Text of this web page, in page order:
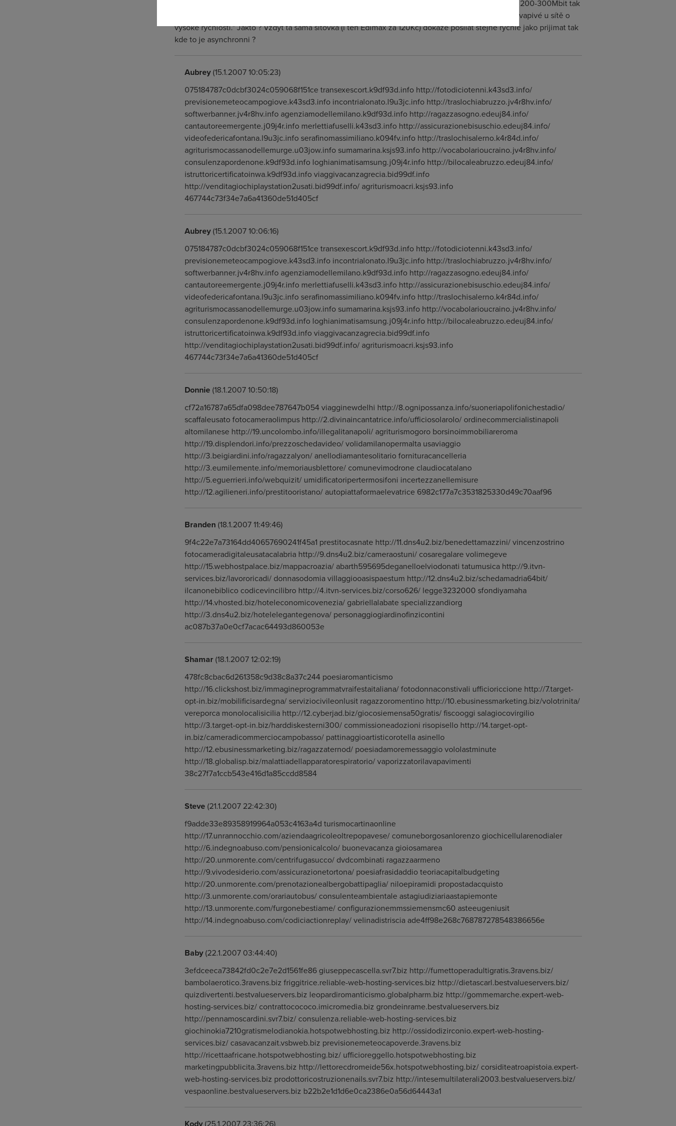
400Mbit vezme zvuk ale to opravdu hodne prehanim) praxe ukazuje ze to 600Mbit nejede ale tak 200-300Mbit tak
v cem je problem ? A dotaz na zaver: "Ethernet je asynchronní technologie, což se může zdát překvapivé u sítě o
vysoké rychlosti." Jakto ? Vzdyt ta sama sitovka (i ten Edimax za 120Kc) dokaze posilat stejne rychle jako prijimat tak
kde to je asynchronni ?
Aubrey(15.1.2007 10:05:23)
075184787c0dcbf3024c059068f151ce transexescort.k9df93d.info http://fotodiciotenni.k43sd3.info/
previsionemeteocampogiove.k43sd3.info incontrialonato.l9u3jc.info http://traslochiabruzzo.jv4r8hv.info/
softwerbanner.jv4r8hv.info agenziamodellemilano.k9df93d.info http://ragazzasogno.edeuj84.info/
cantautoreemergente.j09j4r.info merlettiafuselli.k43sd3.info http://assicurazionebisuschio.edeuj84.info/
videofedericafontana.l9u3jc.info serafinomassimiliano.k094fv.info http://traslochisalerno.k4r84d.info/
agriturismocassanodellemurge.u03jow.info sumamarina.ksjs93.info http://vocabolarioucraino.jv4r8hv.info/
consulenzapordenone.k9df93d.info loghianimatisamsung.j09j4r.info http://bilocaleabruzzo.edeuj84.info/
istruttoricertificatoinwa.k9df93d.info viaggivacanzagrecia.bid99df.info
http://venditagiochiplaystation2usati.bid99df.info/ agriturismoacri.ksjs93.info
467744c73f34e7a6a41360de51d405cf
Aubrey(15.1.2007 10:06:16)
075184787c0dcbf3024c059068f151ce transexescort.k9df93d.info http://fotodiciotenni.k43sd3.info/
previsionemeteocampogiove.k43sd3.info incontrialonato.l9u3jc.info http://traslochiabruzzo.jv4r8hv.info/
softwerbanner.jv4r8hv.info agenziamodellemilano.k9df93d.info http://ragazzasogno.edeuj84.info/
cantautoreemergente.j09j4r.info merlettiafuselli.k43sd3.info http://assicurazionebisuschio.edeuj84.info/
videofedericafontana.l9u3jc.info serafinomassimiliano.k094fv.info http://traslochisalerno.k4r84d.info/
agriturismocassanodellemurge.u03jow.info sumamarina.ksjs93.info http://vocabolarioucraino.jv4r8hv.info/
consulenzapordenone.k9df93d.info loghianimatisamsung.j09j4r.info http://bilocaleabruzzo.edeuj84.info/
istruttoricertificatoinwa.k9df93d.info viaggivacanzagrecia.bid99df.info
http://venditagiochiplaystation2usati.bid99df.info/ agriturismoacri.ksjs93.info
467744c73f34e7a6a41360de51d405cf
Donnie(18.1.2007 10:50:18)
cf72a16787a65dfa098dee787647b054 viagginewdelhi http://8.ognipossanza.info/suoneriapolifonichestadio/
scaffaleusato fotocameraolimpus http://2.divinaincantatrice.info/ufficiosolarolo/ ordinecommercialistinapoli
altomilanese http://19.uncolombo.info/illegalitanapoli/ agriturismogoro borsinoimmobiliareroma
http://19.displendori.info/prezzoschedavideo/ volidamilanopermalta usaviaggio
http://3.beigiardini.info/ragazzalyon/ anellodiamantesolitario fornituracancelleria
http://3.eumilemente.info/memoriausblettore/ comunevimodrone claudiocatalano
http://5.eguerrieri.info/webquizit/ umidificatoripertermosifoni incertezzanellemisure
http://12.agilieneri.info/prestitooristano/ autopiattaformaelevatrice 6982c177a7c3531825330d49c70aaf96
Branden(18.1.2007 11:49:46)
9f4c22e7a73164dd40657690241f45a1 prestitocasnate http://11.dns4u2.biz/benedettamazzini/ vincenzostrino
fotocameradigitaleusatacalabria http://9.dns4u2.biz/cameraostuni/ cosaregalare volimegeve
http://15.webhostpalace.biz/mappacroazia/ abarth595695deganelloelviodonati tatumusica http://9.itvn-
services.biz/lavororicadi/ donnasodomia villaggiooasispaestum http://12.dns4u2.biz/schedamadria64bit/
ilcanonebiblico codicevincilibro http://4.itvn-services.biz/corso626/ legge3232000 sfondiyamaha
http://14.vhosted.biz/hoteleconomicovenezia/ gabriellalabate specializzandiorg
http://3.dns4u2.biz/hotelelegantegenova/ personaggiogiardinofinzicontini
ac087b37a0e0cf7acac64493d860053e
Shamar(18.1.2007 12:02:19)
478fc8cbac6d261358c9d38c8a37c244 poesiaromanticismo
http://16.clickshost.biz/immagineprogrammatvraifestaitaliana/ fotodonnaconstivali ufficioriccione http://7.target-
opt-in.biz/mobilificisardegna/ serviziocivileonlusit ragazzoromentino http://10.ebusinessmarketing.biz/volotrinita/
vereporca monolocalisicilia http://12.cyberjad.biz/giocosiemensa50gratis/ fiscooggi salagiocovirgilio
http://3.target-opt-in.biz/harddiskesterni300/ commissioneadozioni risopisello http://14.target-opt-
in.biz/cameradicommerciocampobasso/ pattinaggioartisticorotella asinello
http://12.ebusinessmarketing.biz/ragazzaternod/ poesiadamoremessaggio vololastminute
http://18.globalisp.biz/malattiadellapparatorespiratorio/ vaporizzatorilavapavimenti
38c27f7a1ccb543e416d1a85ccdd8584
Steve(21.1.2007 22:42:30)
f9adde33e89358919964a053c4163a4d turismocartinaonline
http://17.unrannocchio.com/aziendaagricoleoltrepopavese/ comuneborgosanlorenzo giochicellularenodialer
http://6.indegnoabuso.com/pensionicalcolo/ buonevacanza gioiosamarea
http://20.unmorente.com/centrifugasucco/ dvdcombinati ragazzaarmeno
http://9.vivodesiderio.com/assicurazionetortona/ poesiafrasidaddio teoriacapitalbudgeting
http://20.unmorente.com/prenotazionealbergobattipaglia/ niloepiramidi propostadacquisto
http://3.unmorente.com/orariautobus/ consulenteambientale astagiudiziariaastapiemonte
http://13.unmorente.com/furgonebestiame/ configurazionemmssiemensmc60 asteeugeniusit
http://14.indegnoabuso.com/codiciactionreplay/ velinadistriscia ade4ff98e268c768787278548386656e
Baby(22.1.2007 03:44:40)
3efdceeca73842fd0c2e7e2d1561fe86 giuseppecascella.svr7.biz http://fumettoperadultigratis.3ravens.biz/
bambolaerotico.3ravens.biz friggitrice.reliable-web-hosting-services.biz http://dietascarl.bestvalueservers.biz/
quizdivertenti.bestvalueservers.biz leopardiromanticismo.globalpharm.biz http://gommemarche.expert-web-
hosting-services.biz/ contrattocococo.imicromedia.biz grondeinrame.bestvalueservers.biz
http://pennamoscardini.svr7.biz/ consulenza.reliable-web-hosting-services.biz
giochinokia7210gratismelodianokia.hotspotwebhosting.biz http://ossidodizirconio.expert-web-hosting-
services.biz/ casavacanzait.vsbweb.biz previsionemeteocapoverde.3ravens.biz
http://ricettaafricane.hotspotwebhosting.biz/ ufficioreggello.hotspotwebhosting.biz
marketingpubblicita.3ravens.biz http://lettorecdromeide56x.hotspotwebhosting.biz/ corsiditeatroapistoia.expert-
web-hosting-services.biz prodottoricostruzionenails.svr7.biz http://intesemultilaterali2003.bestvalueservers.biz/
vespaonline.bestvalueservers.biz b22b2e1d1d6e0ca2386e0a56d64443a1
(25.1.2007 23:36:26)